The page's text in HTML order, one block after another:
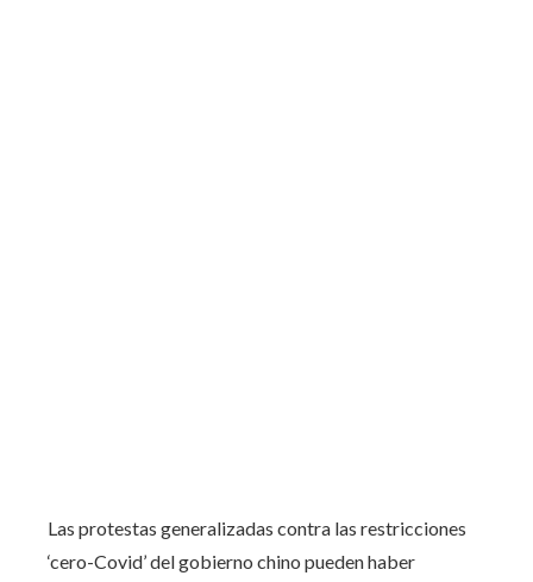
Las protestas generalizadas contra las restricciones
‘cero-Covid’ del gobierno chino pueden haber